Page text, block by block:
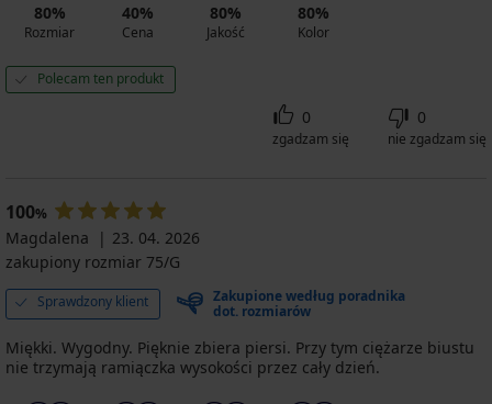
80%
Rozmiar
40%
Cena
80%
Jakość
80%
Kolor
Polecam ten produkt
0
zgadzam się
0
nie zgadzam się
100%
Magdalena
23. 04. 2026
zakupiony rozmiar 75/G
Sprawdzony klient
Zakupione według poradnika
dot. rozmiarów
Miękki. Wygodny. Pięknie zbiera piersi. Przy tym ciężarze biustu
nie trzymają ramiączka wysokości przez cały dzień.